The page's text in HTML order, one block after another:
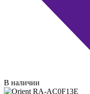
В наличии